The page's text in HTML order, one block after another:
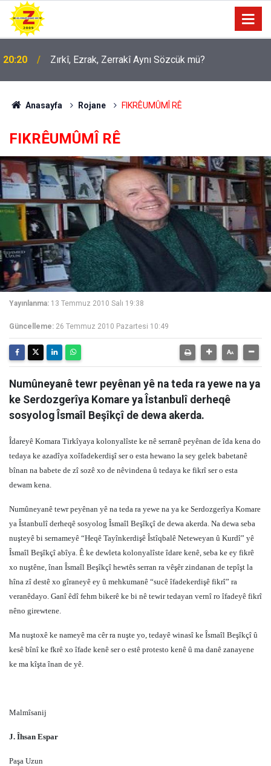
09:56 Ji Zilma Partîzanan Nimûneyeka Piçûk
Anasayfa Rojane FIKRÊUMÛMÎ RÊ
FIKRÊUMÛMÎ RÊ
Yayınlanma: 13 Temmuz 2010 Salı 19:38
Güncelleme: 26 Temmuz 2010 Pazartesi 10:49
Numûneyanê tewr peyênan yê na teda ra yewe na ya
ke Serdozgerîya Komare ya Îstanbulî derheqê
sosyolog Îsmaîl Beşîkçî de dewa akerda.
Îdareyê Komara Tirkîyaya kolonyalîste ke nê serranê peyênan de îda kena do
tedaya ke azadîya xoîfadekerdişî ser o esta hewano la sey gelek babetanê
bînan na babete de zî sozê xo de nêvindena û tedaya ke fikrî ser o esta
dewam kena.
Numûneyanê tewr peyênan yê na teda ra yewe na ya ke Serdozgerîya Komare
ya Îstanbulî derheqê sosyolog Îsmaîl Beşîkçî de dewa akerda. Na dewa seba
nuşteyê bi sernameyê “Heqê Tayînkerdişê Îstîqbalê Neteweyan û Kurdî” yê
Îsmaîl Beşîkçî abîya. Ê ke dewleta kolonyalîste îdare kenê, seba ke ey fikrê
xo nuştêne, înan Îsmaîl Beşîkçî hewtês serran ra vêşêr zindanan de tepîşt la
hîna zî destê xo gîraneyê ey û mehkumanê “sucê îfadekerdişê fikrî” ra
veranêdayo. Ganî êdî fehm bikerê ke bi nê tewir tedayan vernî ro îfadeyê fikrî
nêno girewtene.
Ma nuştoxê ke nameyê ma cêr ra nuşte yo, tedayê winasî ke Îsmaîl Beşîkçî û
kesê bînî ke fkrê xo îfade kenê ser o estê protesto kenê û ma danê zanayene
ke ma kîşta înan de yê.
Malmîsanij
J. Îhsan Espar
Paşa Uzun